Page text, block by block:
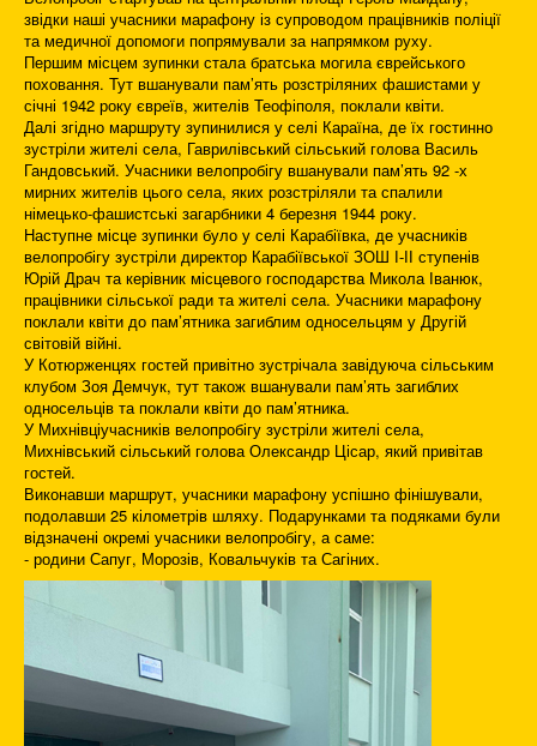
звідки наші учасники марафону із супроводом працівників поліції
та медичної допомоги попрямували за напрямком руху.
Першим місцем зупинки стала братська могила єврейського
поховання. Тут вшанували пам’ять розстріляних фашистами у
січні 1942 року євреїв, жителів Теофіполя, поклали квіти.
Далі згідно маршруту зупинилися у селі Караїна, де їх гостинно
зустріли жителі села, Гаврилівський сільський голова Василь
Гандовський. Учасники велопробігу вшанували пам’ять 92 -х
мирних жителів цього села, яких розстріляли та спалили
німецько-фашистські загарбники 4 березня 1944 року.
Наступне місце зупинки було у селі Карабіївка, де учасників
велопробігу зустріли директор Карабіївської ЗОШ І-ІІ ступенів
Юрій Драч та керівник місцевого господарства Микола Іванюк,
працівники сільської ради та жителі села. Учасники марафону
поклали квіти до пам’ятника загиблим односельцям у Другій
світовій війні.
У Котюрженцях гостей привітно зустрічала завідуюча сільським
клубом Зоя Демчук, тут також вшанували пам’ять загиблих
односельців та поклали квіти до пам’ятника.
У Михнівціучасників велопробігу зустріли жителі села,
Михнівський сільський голова Олександр Цісар, який привітав
гостей.
Виконавши маршрут, учасники марафону успішно фінішували,
подолавши 25 кілометрів шляху. Подарунками та подяками були
відзначені окремі учасники велопробігу, а саме:
- родини Сапуг, Морозів, Ковальчуків та Сагіних.